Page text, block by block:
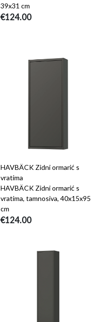
39x31 cm
€124.00
HAVBÄCK Zidni ormarić s
vratima
HAVBÄCK Zidni ormarić s
vratima, tamnosiva, 40x15x95
cm
€124.00